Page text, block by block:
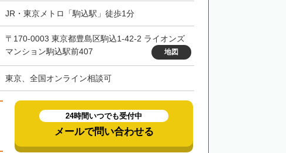
JR・東京メトロ「駒込駅」徒歩1分
〒170-0003 東京都豊島区駒込1-42-2 ライオンズ
マンション駒込駅前407
地図
東京、全国オンライン相談可
24時間いつでも受付中
メールで問い合わせる